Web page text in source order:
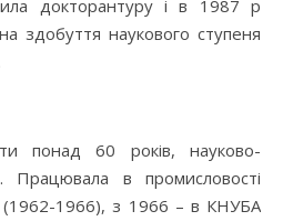
докторантуру і в 1987 р
здобуття наукового ступеня
понад 60 років, науково-
Працювала в промисловості
(1962-1966), з 1966 – в КНУБА